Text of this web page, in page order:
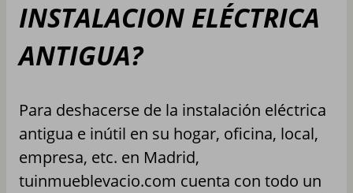
INSTALACION ELÉCTRICA
ANTIGUA?
Para deshacerse de la instalación eléctrica
antigua e inútil en su hogar, oficina, local,
empresa, etc. en Madrid,
tuinmueblevacio.com cuenta con todo un